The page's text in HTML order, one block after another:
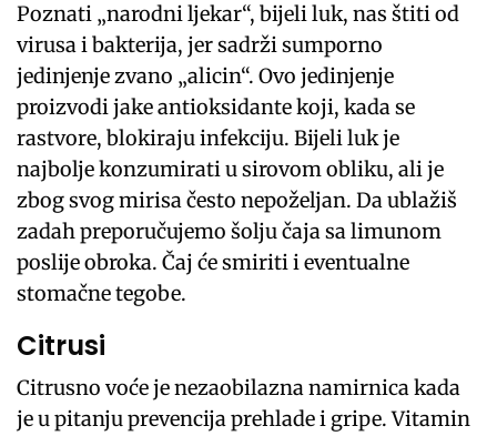
Poznati „narodni ljekar“, bijeli luk, nas štiti od
virusa i bakterija, jer sadrži sumporno
jedinjenje zvano „alicin“. Ovo jedinjenje
proizvodi jake antioksidante koji, kada se
rastvore, blokiraju infekciju. Bijeli luk je
najbolje konzumirati u sirovom obliku, ali je
zbog svog mirisa često nepoželjan. Da ublažiš
zadah preporučujemo šolju čaja sa limunom
poslije obroka. Čaj će smiriti i eventualne
stomačne tegobe.
Citrusi
Citrusno voće je nezaobilazna namirnica kada
je u pitanju prevencija prehlade i gripe. Vitamin